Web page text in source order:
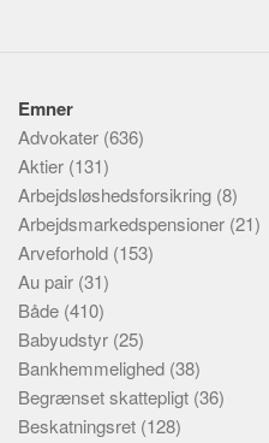
Emner
Advokater (636)
Aktier (131)
Arbejdsløshedsforsikring (8)
Arbejdsmarkedspensioner (21)
Arveforhold (153)
Au pair (31)
Både (410)
Babyudstyr (25)
Bankhemmelighed (38)
Begrænset skattepligt (36)
Beskatningsret (128)